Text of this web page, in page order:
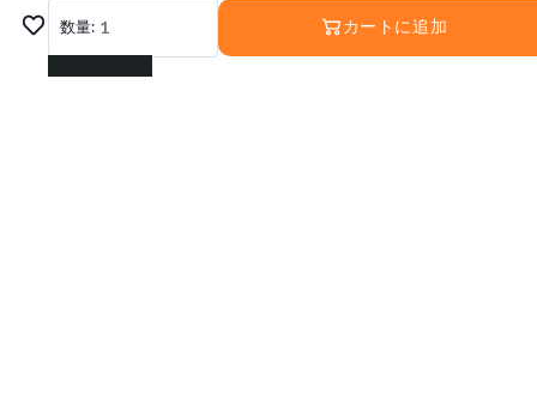
数量: 1
1
カートに追加